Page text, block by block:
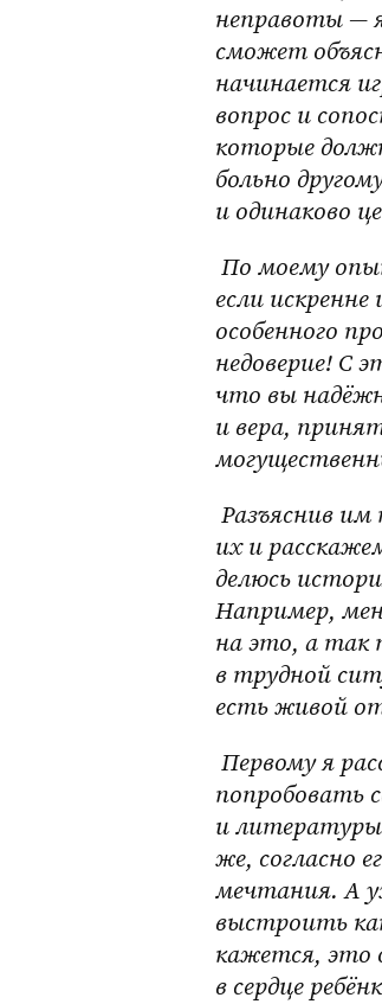
неправоты —
сможет
начинается
вопрос и
которые
больно
и одинаково
если
особенного
недоверие! С
что вы
и вера,
их и
делюсь
Например,
на это, а так
в трудной
есть живой
попробовать
и
же, согласно
мечтания. А
выстроить
кажется, это
в сердце